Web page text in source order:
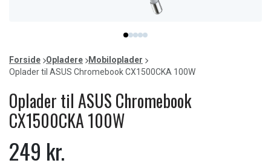
item
0
item
1
item
2
item
3
item
4
of
5
Forside Opladere
Mobiloplader
Oplader til ASUS Chromebook CX1500CKA 100W
Oplader til ASUS Chromebook
CX1500CKA 100W
249 kr.